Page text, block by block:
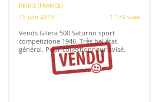
REIMS (FRANCE)
19 juin 2019
1 170 vues
Vends Gilera 500 Saturno sport
competizione 1946. Très bel état
général. Pour collectionneur avisé.